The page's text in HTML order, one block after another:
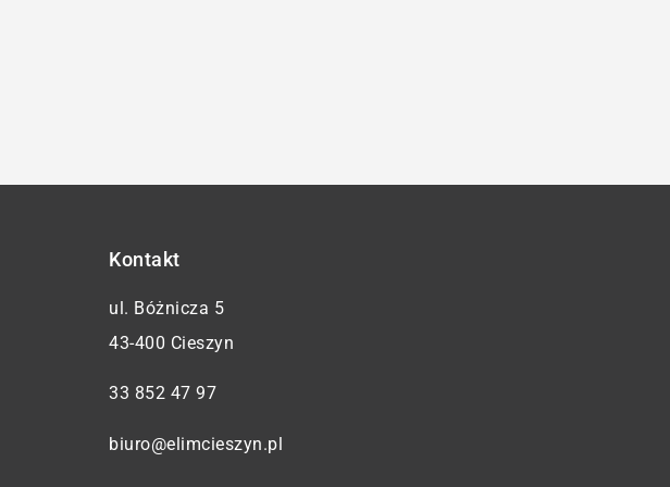
Kontakt
ul. Bóżnicza 5
43-400 Cieszyn
33 852 47 97
biuro@elimcieszyn.pl